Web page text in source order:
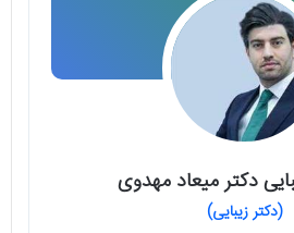
دکتر میعاد مهدوی
(دکتر زیبایی)